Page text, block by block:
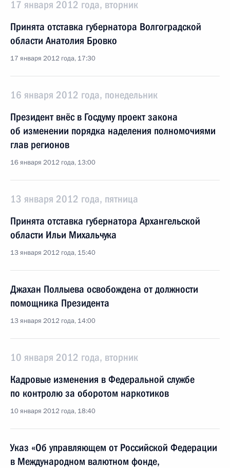
17 января 2012 года, вторник
Принята отставка губернатора Волгоградской
области Анатолия Бровко
17 января 2012 года, 17:30
16 января 2012 года, понедельник
Президент внёс в Госдуму проект закона
об изменении порядка наделения полномочиями
глав регионов
16 января 2012 года, 13:00
13 января 2012 года, пятница
Принята отставка губернатора Архангельской
области Ильи Михальчука
13 января 2012 года, 15:40
Джахан Поллыева освобождена от должности
помощника Президента
13 января 2012 года, 14:00
10 января 2012 года, вторник
Кадровые изменения в Федеральной службе
по контролю за оборотом наркотиков
10 января 2012 года, 18:40
Указ «Об управляющем от Российской Федерации
в Международном валютном фонде,